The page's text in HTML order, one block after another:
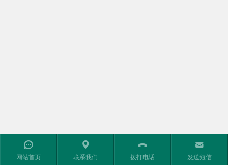
󰀨
网站首页
㕻
联系我们
󰀱
拨打电话
㕩
发送短信